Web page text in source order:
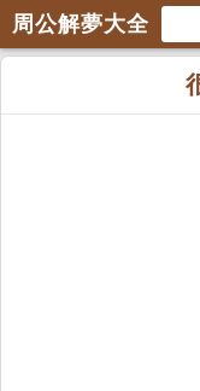
周公解夢大全